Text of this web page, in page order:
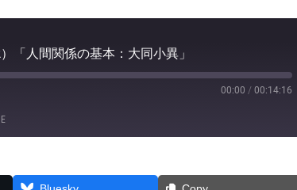
「人間関係の基本：大同小異」
00:00 / 00:14:16